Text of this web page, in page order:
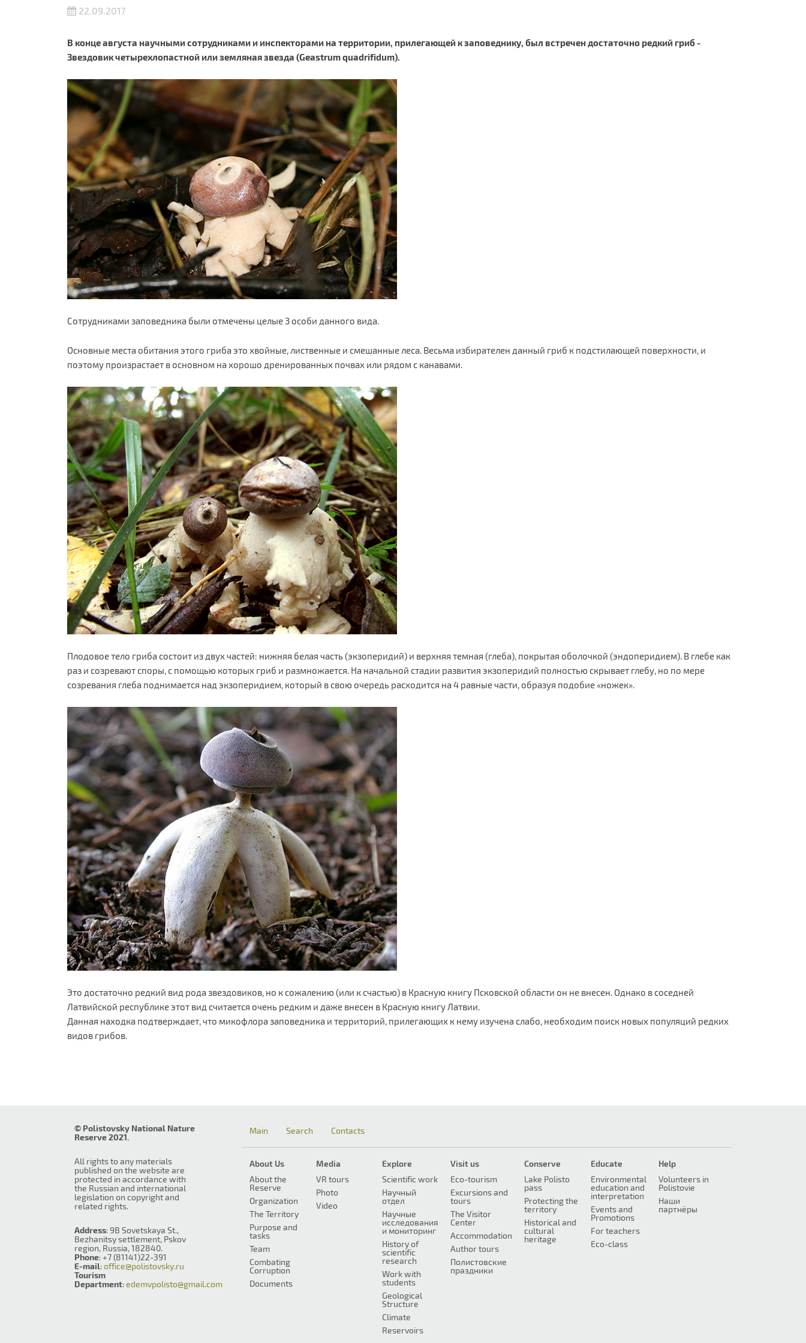
22.09.2017
В конце августа научными сотрудниками и инспекторами на территории, прилегающей к заповеднику, был встречен достаточно редкий гриб -
Звездовик четырехлопастной или земляная звезда (Geastrum quadrifidum).
Сотрудниками заповедника были отмечены целые 3 особи данного вида.
Основные места обитания этого гриба это хвойные, лиственные и смешанные леса. Весьма избирателен данный гриб к подстилающей поверхности, и
поэтому произрастает в основном на хорошо дренированных почвах или рядом с канавами.
Плодовое тело гриба состоит из двух частей: нижняя белая часть (экзоперидий) и верхняя темная (глеба), покрытая оболочкой (эндоперидием). В глебе как
раз и созревают споры, с помощью которых гриб и размножается. На начальной стадии развития экзоперидий полностью скрывает глебу, но по мере
созревания глеба поднимается над экзоперидием, который в свою очередь расходится на 4 равные части, образуя подобие «ножек».
Это достаточно редкий вид рода звездовиков, но к сожалению (или к счастью) в Красную книгу Псковской области он не внесен. Однако в соседней
Латвийской республике этот вид считается очень редким и даже внесен в Красную книгу Латвии.
Данная находка подтверждает, что микофлора заповедника и территорий, прилегающих к нему изучена слабо, необходим поиск новых популяций редких
видов грибов.
© Polistovsky National Nature
Reserve 2021.
All rights to any materials
published on the website are
protected in accordance with
the Russian and international
legislation on copyright and
related rights.
Address: 9B Sovetskaya St.,
Bezhanitsy settlement, Pskov
region, Russia, 182840.
Phone: +7 (81141)22-391
E-mail:office@polistovsky.ru
Tourism
Department:edemvpolisto@gmail.com
Main Search Contacts
About Us
About the
Reserve
Organization
The Territory
Purpose and
tasks
Team
Combating
Corruption
Documents
Media
VR tours
Photo
Video
Explore
Scientific work
Научный
отдел
Научные
исследования
и мониторинг
History of
scientific
research
Work with
students
Geological
Structure
Climate
Reservoirs
Visit us
Eco-tourism
Excursions and
tours
The Visitor
Center
Accommodation
Author tours
Полистовские
праздники
Conserve
Lake Polisto
pass
Protecting the
territory
Historical and
cultural
heritage
Educate
Environmental
education and
interpretation
Events and
Promotions
For teachers
Eco-class
Help
Volunteers in
Polistovie
Наши
партнёры